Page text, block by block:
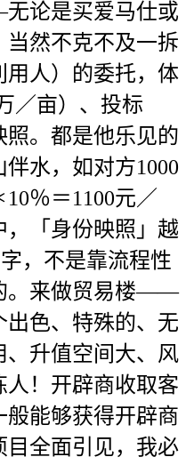
论是买爱马仕或
然不克不及一拆
用人）的委托，体
／亩）、投标
照。都是他乐见的
水，如对方1000
％＝1100元／
，「身份映照」越
，不是靠流程性
。来做贸易楼——
色、特殊的、无
、升值空间大、风
！开辟商收取客
般能够获得开辟商
目全面引见，我必